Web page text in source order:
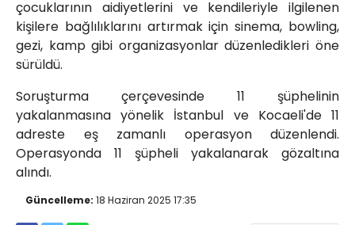
çocuklarının aidiyetlerini ve kendileriyle ilgilenen
kişilere bağlılıklarını artırmak için sinema, bowling,
gezi, kamp gibi organizasyonlar düzenledikleri öne
sürüldü.
Soruşturma çerçevesinde 11 şüphelinin
yakalanmasına yönelik İstanbul ve Kocaeli'de 11
adreste eş zamanlı operasyon düzenlendi.
Operasyonda 11 şüpheli yakalanarak gözaltına
alındı.
Güncelleme: 18 Haziran 2025 17:35